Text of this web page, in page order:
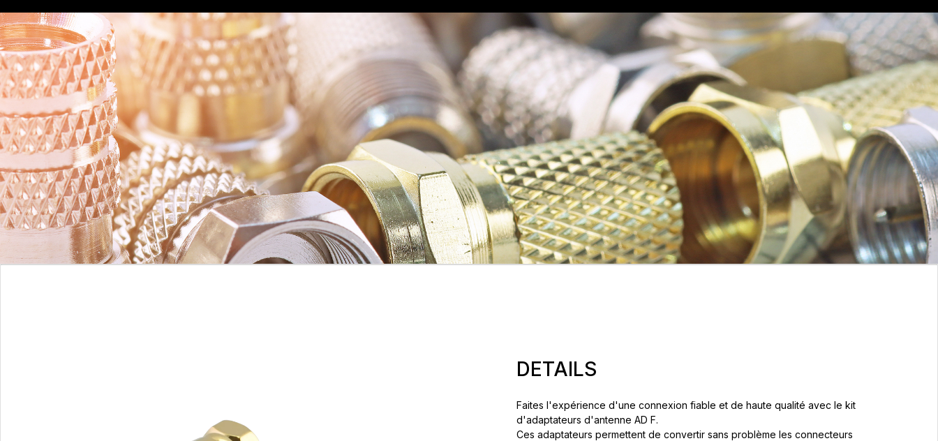
DETAILS
Faites l'expérience d'une connexion fiable et de haute qualité avec le kit
d'adaptateurs d'antenne AD F.
Ces adaptateurs permettent de convertir sans problème les connecteurs